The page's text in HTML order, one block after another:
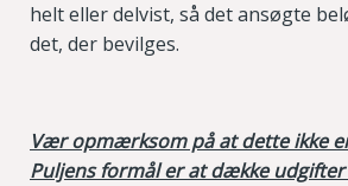
helt eller delvist, så det ansøgte
det, der bevilges.
Vær opmærksom på at dette ikke
Puljens formål er at dække